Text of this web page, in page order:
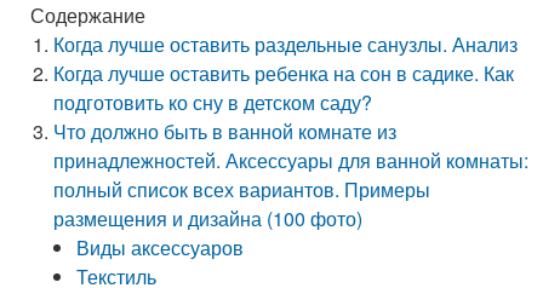
Содержание
Когда лучше оставить раздельные санузлы. Анализ
Когда лучше оставить ребенка на сон в садике. Как
подготовить ко сну в детском саду?
Что должно быть в ванной комнате из
принадлежностей. Аксессуары для ванной комнаты:
полный список всех вариантов. Примеры
размещения и дизайна (100 фото)
Виды аксессуаров
Текстиль